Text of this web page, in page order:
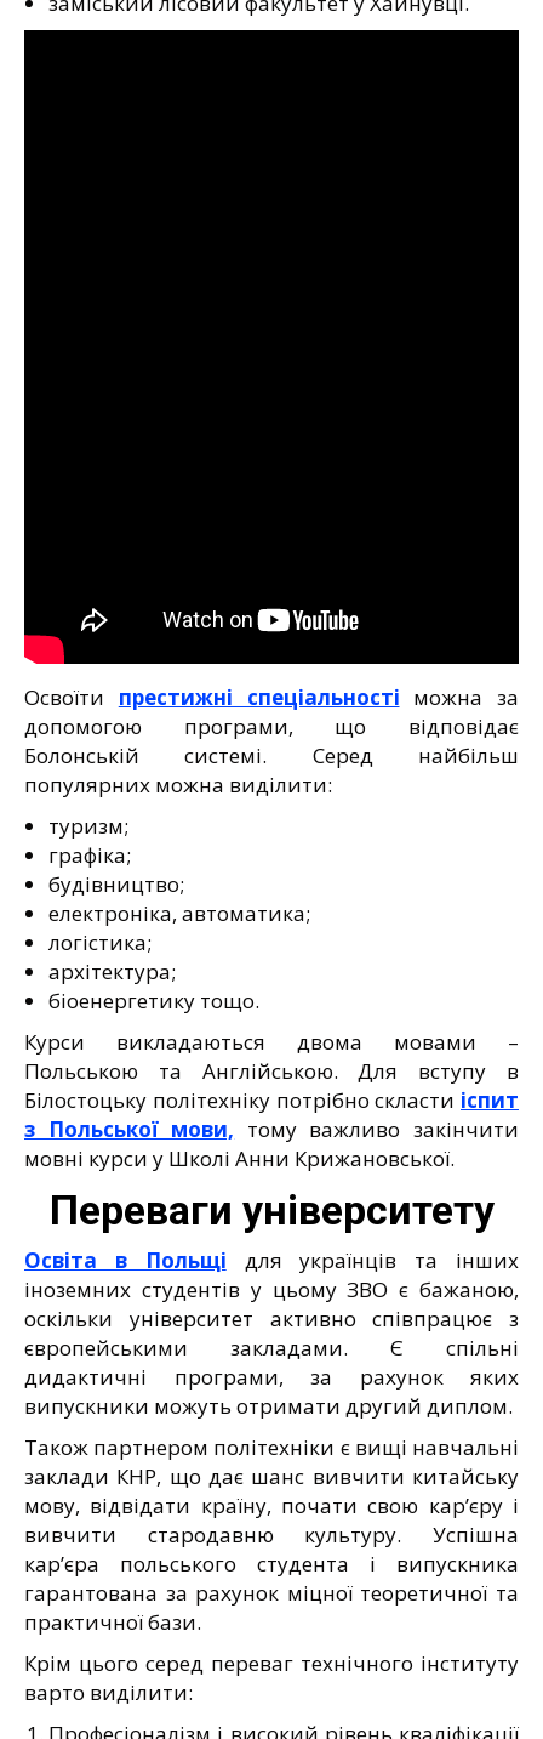
Освоїти престижні спеціальності можна за
допомогою програми, що відповідає
Болонській системі. Серед найбільш
популярних можна виділити:
туризм;
графіка;
будівництво;
електроніка, автоматика;
логістика;
архітектура;
біоенергетику тощо.
Курси викладаються двома мовами –
Польською та Англійською. Для вступу в
Білостоцьку політехніку потрібно скласти іспит
з Польської мови, тому важливо закінчити
мовні курси у Школі Анни Крижановської.
Переваги університету
Освіта в Польщі для українців та інших
іноземних студентів у цьому ЗВО є бажаною,
оскільки університет активно співпрацює з
європейськими закладами. Є спільні
дидактичні програми, за рахунок яких
випускники можуть отримати другий диплом.
Також партнером політехніки є вищі навчальні
заклади КНР, що дає шанс вивчити китайську
мову, відвідати країну, почати свою кар’єру і
вивчити стародавню культуру. Успішна
кар’єра польського студента і випускника
гарантована за рахунок міцної теоретичної та
практичної бази.
Крім цього серед переваг технічного інституту
варто виділити: